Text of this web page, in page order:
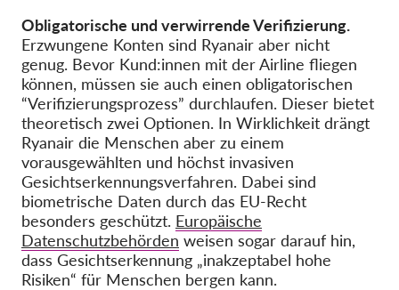
Obligatorische und verwirrende Verifizierung.
Erzwungene Konten sind Ryanair aber nicht
genug. Bevor Kund:innen mit der Airline fliegen
können, müssen sie auch einen obligatorischen
“Verifizierungsprozess” durchlaufen. Dieser bietet
theoretisch zwei Optionen. In Wirklichkeit drängt
Ryanair die Menschen aber zu einem
vorausgewählten und höchst invasiven
Gesichtserkennungsverfahren. Dabei sind
biometrische Daten durch das EU-Recht
besonders geschützt. Europäische
Datenschutzbehörden weisen sogar darauf hin,
dass Gesichtserkennung „inakzeptabel hohe
Risiken“ für Menschen bergen kann.